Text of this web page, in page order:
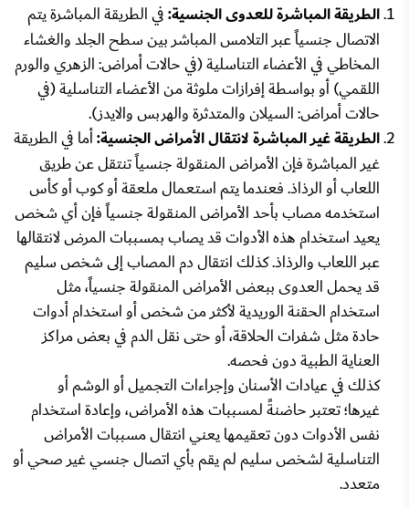
الطريقة المباشرة للعدوى الجنسية:في الطريقة المباشرة يتم
الاتصال جنسياً عبر التلامس المباشر بين سطح الجلد والغشاء
المخاطي في الأعضاء التناسلية (في حالات أمراض: الزهري والورم
اللقمي) أو بواسطة إفرازات ملوثة من الأعضاء التناسلية (في
حالات أمراض: السيلان والمتدثرة والهربس والايدز).
الطريقة غير المباشرة لانتقال الأمراض الجنسية:أما في الطريقة
غير المباشرة فإن الأمراض المنقولة جنسياً تنتقل عن طريق
اللعاب أو الرذاذ. فعندما يتم استعمال ملعقة أو كوب أو كأس
استخدمه مصاب بأحد الأمراض المنقولة جنسياً فإن أي شخص
يعيد استخدام هذه الأدوات قد يصاب بمسببات المرض لانتقالها
عبر اللعاب والرذاذ. كذلك انتقال دم المصاب إلى شخص سليم
قد يحمل العدوى ببعض الأمراض المنقولة جنسياً، مثل
استخدام الحقنة الوريدية لأكثر من شخص أو استخدام أدوات
حادة مثل شفرات الحلاقة، أو حتى نقل الدم في بعض مراكز
العناية الطبية دون فحصه.
كذلك في عيادات الأسنان وإجراءات التجميل أو الوشم أو
غيرها؛ تعتبر حاضنةً لمسببات هذه الأمراض، وإعادة استخدام
نفس الأدوات دون تعقيمها يعني انتقال مسببات الأمراض
التناسلية لشخص سليم لم يقم بأي اتصال جنسي غير صحي أو
متعدد.